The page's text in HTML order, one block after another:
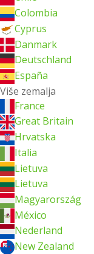
Colombia
Cyprus
Danmark
Deutschland
España
Više zemalja
France
Great Britain
Hrvatska
Italia
Lietuva
Lietuva
Magyarország
México
Nederland
New Zealand